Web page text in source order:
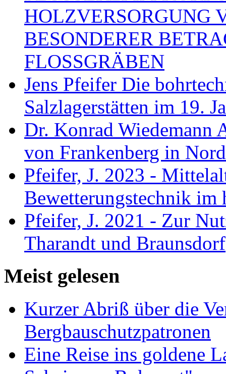
HOLZVERSORGUNG
BESONDERER
FLOSSGRÄBEN
Jens Pfeifer Die
Salzlagerstätten im 19.
Dr. Konrad Wiedemann
von Frankenberg in
Pfeifer, J. 2023 -
Bewetterungstechnik im
Pfeifer, J. 2021 - Zur
Tharandt und Braunsdorf
Meist gelesen
Kurzer Abriß über die
Bergbauschutzpatronen
Eine Reise ins goldene